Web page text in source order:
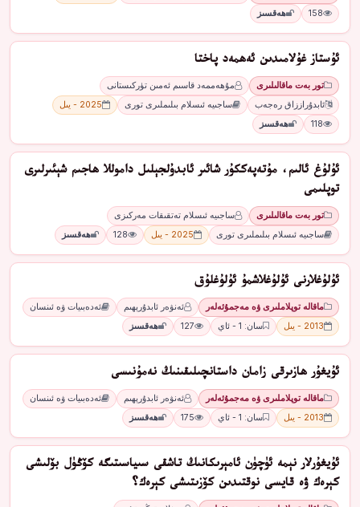
158
ھەقسىز
ئۇستاز غۇلامىدىن ئەھمەد پاختا
تور بەت ماقالىلىرى
مۇھەممەد قاسىم ئەمىن تۈركىستانى
ئابدۇراززاق رەجەب
ساجىيە ئىسلام بىلىملىرى تورى
2025 - يىل
118
ھەقسىز
ئۇلۇغ ئالىم، مۇتەپەككۇر شائىر ئابدۇلجېلىل داموللا ھاجىم شېئىرلىرى
توپلىمى
تور بەت ماقالىلىرى
ساجىيە ئىسلام تەتقىقات مەركىزى
ساجىيە ئىسلام بىلىملىرى تورى
2025 - يىل 128 ھەقسىز
ئۇلۇغلارنى ئۇلۇغلاشمۇ ئۇلۇغلۇق
ماقالە توپلاملىرى ۋە مەجمۇئەلەر ئەنۋەر ئابدۇرېھىم
ئەدەبىيات ۋە ئىنسان
2013 - يىل
سان: 1 - ئاي 127 ھەقسىز
ئۇيغۇر ھازىرقى زامان داستانچىلىقىنىڭ نەمۇنىسى
ماقالە توپلاملىرى ۋە مەجمۇئەلەر ئەنۋەر ئابدۇرېھىم
ئەدەبىيات ۋە ئىنسان
2013 - يىل
سان: 1 - ئاي 175 ھەقسىز
ئۇيغۇرلار نېمە ئۈچۈن ئامېرىكانىڭ تاشقى سىياسىتىگە كۆڭۈل بۆلىشى
كېرەك ۋە قايسى نوقتىدىن كۆزىتىشى كېرەك؟